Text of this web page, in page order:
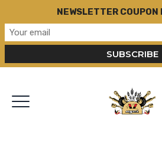
NEWSLETTER COUPON